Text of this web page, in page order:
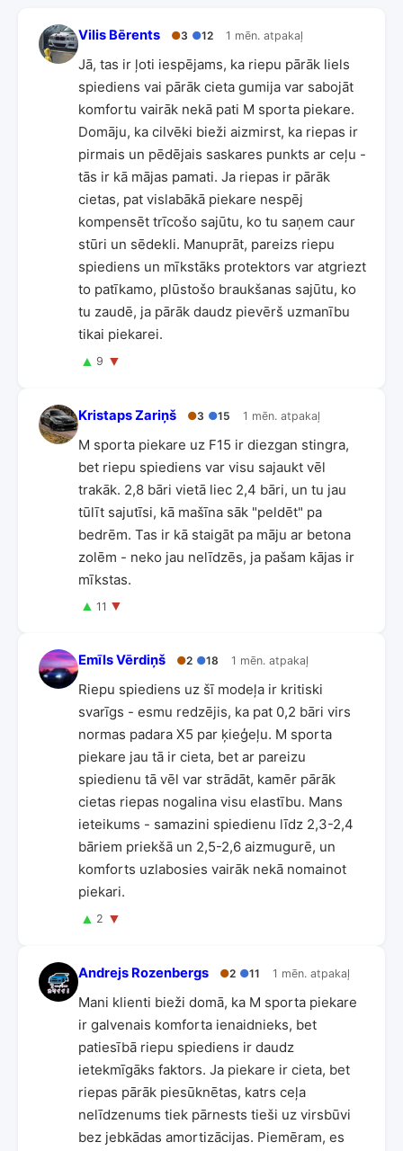
Vilis Bērents ●3 ●12 1 mēn. atpakaļ
Jā, tas ir ļoti iespējams, ka riepu pārāk liels
spiediens vai pārāk cieta gumija var sabojāt
komfortu vairāk nekā pati M sporta piekare.
Domāju, ka cilvēki bieži aizmirst, ka riepas ir
pirmais un pēdējais saskares punkts ar ceļu -
tās ir kā mājas pamati. Ja riepas ir pārāk
cietas, pat vislabākā piekare nespēj
kompensēt trīcošo sajūtu, ko tu saņem caur
stūri un sēdekli. Manuprāt, pareizs riepu
spiediens un mīkstāks protektors var atgriezt
to patīkamo, plūstošo braukšanas sajūtu, ko
tu zaudē, ja pārāk daudz pievērš uzmanību
tikai piekarei.
▲ 9 ▼
Kristaps Zariņš ●3 ●15 1 mēn. atpakaļ
M sporta piekare uz F15 ir diezgan stingra,
bet riepu spiediens var visu sajaukt vēl
trakāk. 2,8 bāri vietā liec 2,4 bāri, un tu jau
tūlīt sajutīsi, kā mašīna sāk "peldēt" pa
bedrēm. Tas ir kā staigāt pa māju ar betona
zolēm - neko jau nelīdzēs, ja pašam kājas ir
mīkstas.
▲ 11 ▼
Emīls Vērdiņš ●2 ●18 1 mēn. atpakaļ
Riepu spiediens uz šī modeļa ir kritiski
svarīgs - esmu redzējis, ka pat 0,2 bāri virs
normas padara X5 par ķieģeļu. M sporta
piekare jau tā ir cieta, bet ar pareizu
spiedienu tā vēl var strādāt, kamēr pārāk
cietas riepas nogalina visu elastību. Mans
ieteikums - samazini spiedienu līdz 2,3-2,4
bāriem priekšā un 2,5-2,6 aizmugurē, un
komforts uzlabosies vairāk nekā nomainot
piekari.
▲ 2 ▼
Andrejs Rozenbergs ●2 ●11 1 mēn. atpakaļ
Mani klienti bieži domā, ka M sporta piekare
ir galvenais komforta ienaidnieks, bet
patiesībā riepu spiediens ir daudz
ietekmīgāks faktors. Ja piekare ir cieta, bet
riepas pārāk piesūknētas, katrs ceļa
nelīdzenums tiek pārnests tieši uz virsbūvi
bez jebkādas amortizācijas. Piemēram, es